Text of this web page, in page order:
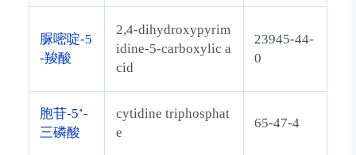
脲嘧啶-5
-羧酸
2,4-dihydroxypyrim
idine-5-carboxylic a
cid
23945-44-
0
胞苷-5’-
三磷酸
cytidine triphosphat
e
65-47-4